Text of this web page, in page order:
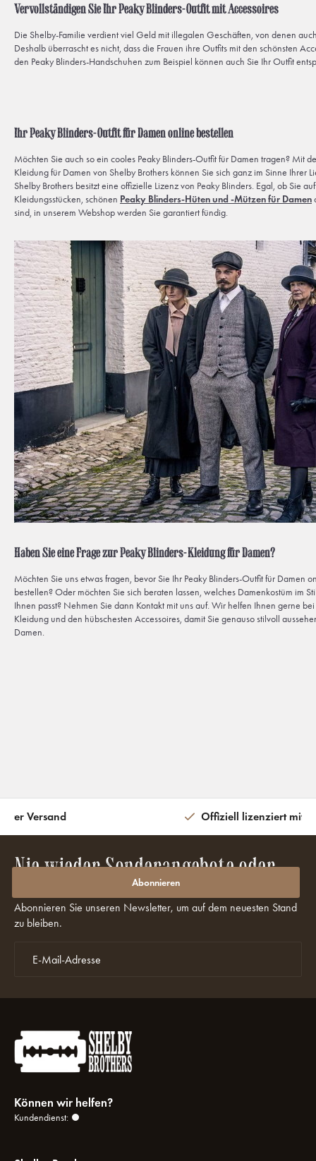
Vervollständigen Sie Ihr Peaky Blinders-Outfit mit Accessoires
Die Shelby-Familie verdient viel Geld mit illegalen Geschäften, von denen
Deshalb überrascht es nicht, dass die Frauen ihre Outfits mit den schönsten
den Peaky Blinders-Handschuhen zum Beispiel können auch Sie Ihr Outfit
Ihr Peaky Blinders-Outfit für Damen online bestellen
Möchten Sie auch so ein cooles Peaky Blinders-Outfit für Damen tragen? Mit
Kleidung für Damen von Shelby Brothers können Sie sich ganz im Sinne Ihrer
Shelby Brothers besitzt eine offizielle Lizenz von Peaky Blinders. Egal, ob Sie
Kleidungsstücken, schönen Peaky Blinders-Hüten und -Mützen für Damen
sind, in unserem Webshop werden Sie garantiert fündig.
Haben Sie eine Frage zur Peaky Blinders-Kleidung für Damen?
Möchten Sie uns etwas fragen, bevor Sie Ihr Peaky Blinders-Outfit für Damen
bestellen? Oder möchten Sie sich beraten lassen, welches Damenkostüm im
Ihnen passt? Nehmen Sie dann Kontakt mit uns auf. Wir helfen Ihnen gerne
Kleidung und den hübschesten Accessoires, damit Sie genauso stilvoll
Damen.
Versand Offiziell lizenziert mit
Nie wieder Sonderangebote oder
Rabatte verpassen?
Abonnieren Sie unseren Newsletter, um auf dem neuesten Stand
zu bleiben.
Abonnieren
Können wir helfen?
Kundendienst: